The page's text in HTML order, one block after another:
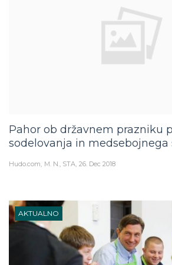
Pahor ob državnem prazniku
sodelovanja in medsebojnega
Hudo.com M. N., STA 26. Dec 2018
AKTUALNO